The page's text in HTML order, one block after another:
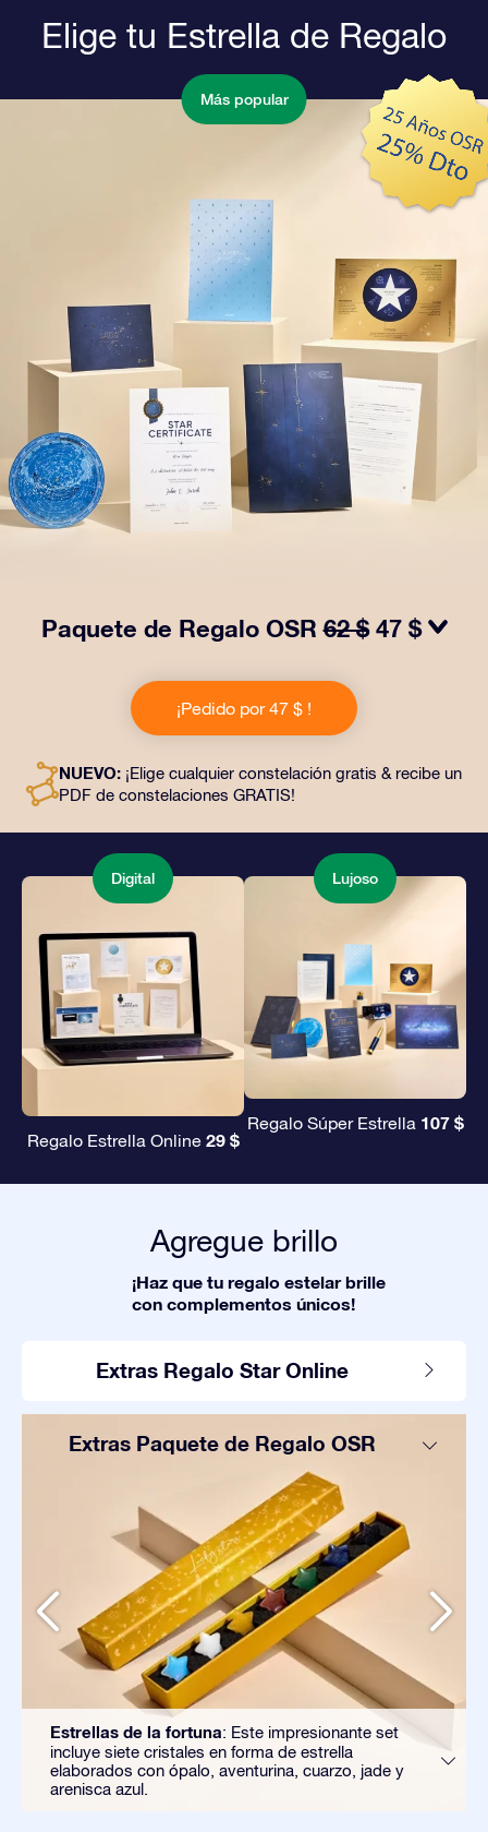
Elige tu Estrella de Regalo
Más popular
Paquete de Regalo OSR62 $ 47 $
OSR! Este regalo incluye un bonito sobre y documentos
personalizados enviados a la dirección que elijas,
además de documentos digitales y el uso gratuito de
obsequiar un regalo eterno a amigos y seres queridos.
¡Pedido por 47 $ !
NUEVO: ¡Elige cualquier constelación gratis & recibe un
PDF de constelaciones GRATIS!
Digital
Regalo Estrella Online 29 $
Lujoso
Regalo Súper Estrella 107 $
Agregue brillo
¡Haz que tu regalo estelar brille
con complementos únicos!
Extras Regalo Star Online
Extras Paquete de Regalo OSR
Estrellas de la fortuna: Este impresionante set
incluye siete cristales en forma de estrella
elaborados con ópalo, aventurina, cuarzo, jade y
arenisca azul.